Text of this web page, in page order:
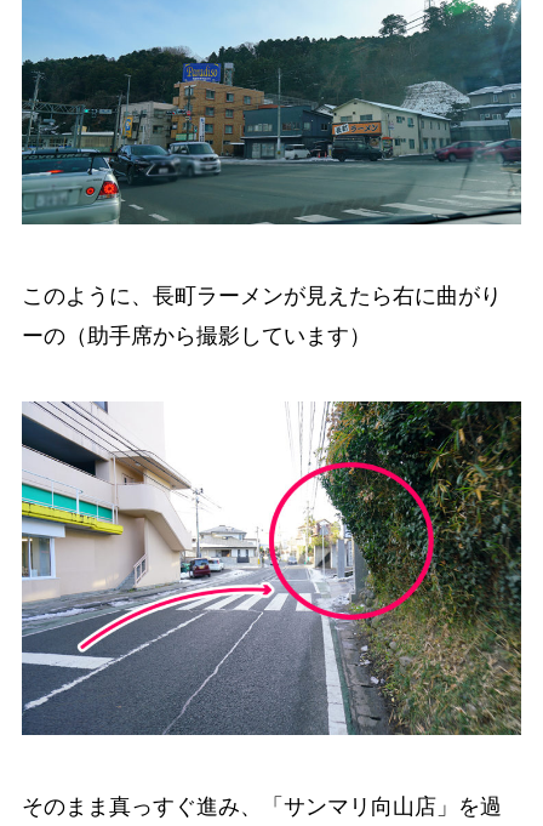
このように、長町ラーメンが見えたら右に曲がり
ーの（助手席から撮影しています）
そのまま真っすぐ進み、「サンマリ向山店」を過